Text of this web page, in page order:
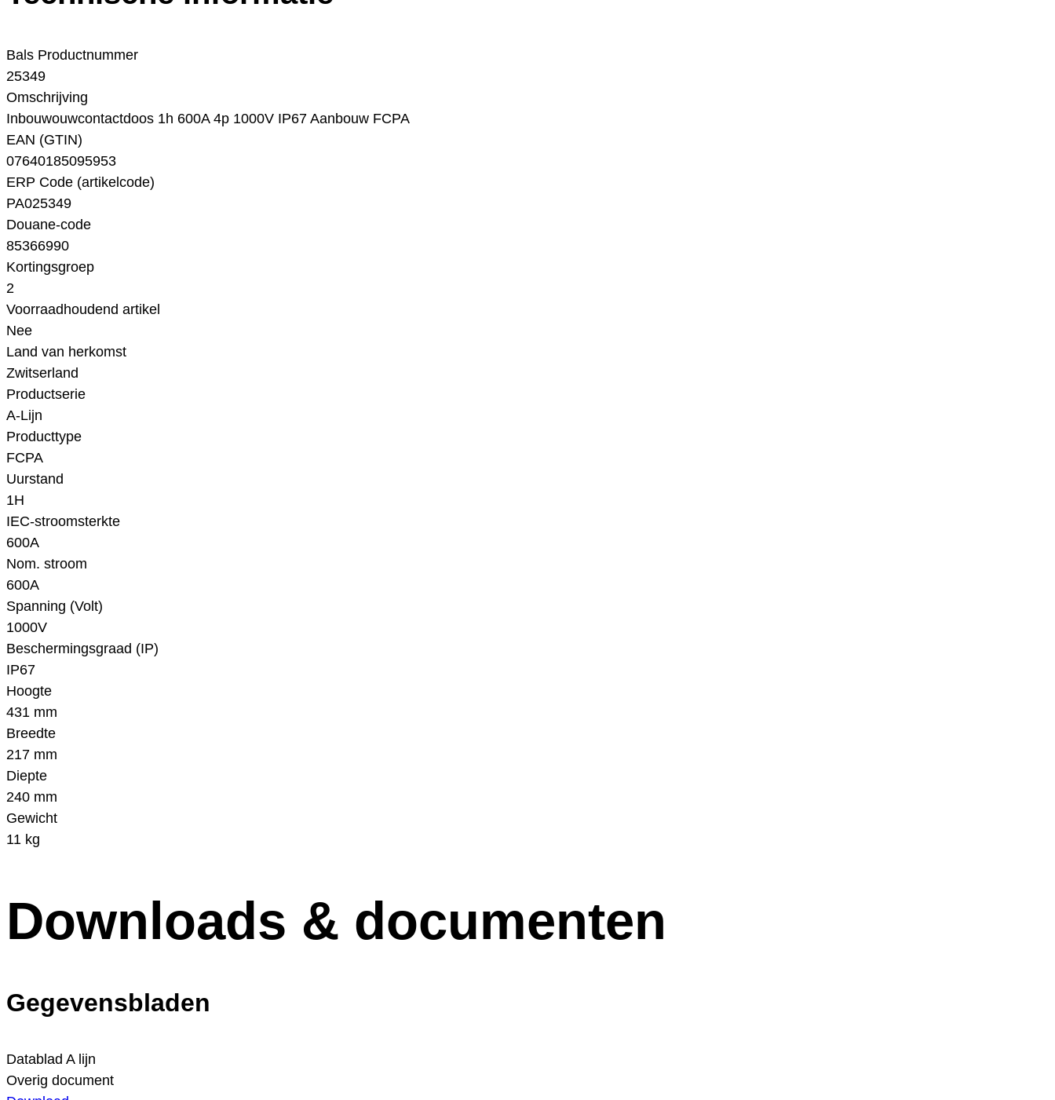
Bals Productnummer
25349
Omschrijving
Inbouwouwcontactdoos 1h 600A 4p 1000V IP67 Aanbouw FCPA
EAN (GTIN)
07640185095953
ERP Code (artikelcode)
PA025349
Douane-code
85366990
Kortingsgroep
2
Voorraadhoudend artikel
Nee
Land van herkomst
Zwitserland
Productserie
A-Lijn
Producttype
FCPA
Uurstand
1H
IEC-stroomsterkte
600A
Nom. stroom
600A
Spanning (Volt)
1000V
Beschermingsgraad (IP)
IP67
Hoogte
431 mm
Breedte
217 mm
Diepte
240 mm
Gewicht
11 kg
Downloads & documenten
Gegevensbladen
Datablad A lijn
Overig document